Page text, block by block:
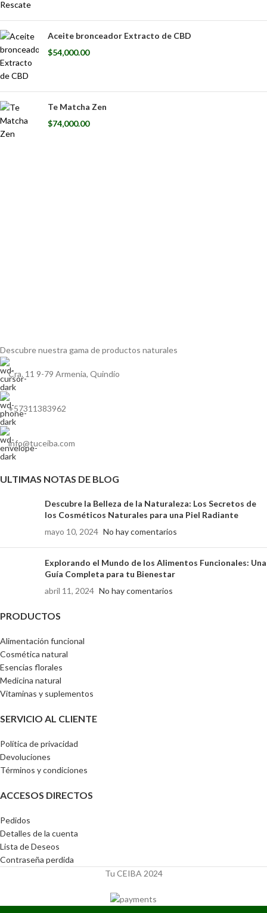
Aceite bronceador Extracto de CBD
$54,000.00
Te Matcha Zen
$74,000.00
Descubre nuestra gama deproductos naturales
Cra. 11 9-79 Armenia, Quindío
+57311383962
info@tuceiba.com
ULTIMAS NOTAS DE BLOG
Descubre la Belleza de la Naturaleza: Los Secretos de
los Cosméticos Naturales para una Piel Radiante
mayo 10, 2024 No hay comentarios
Explorando el Mundo de los Alimentos Funcionales: Una
Guía Completa para tu Bienestar
abril 11, 2024 No hay comentarios
PRODUCTOS
Alimentación funcional
Cosmética natural
Esencias florales
Medicina natural
Vitaminas y suplementos
SERVICIO AL CLIENTE
Política de privacidad
Devoluciones
Términos y condiciones
ACCESOS DIRECTOS
Pedidos
Detalles de la cuenta
Lista de Deseos
Contraseña perdida
Tu CEIBA 2024